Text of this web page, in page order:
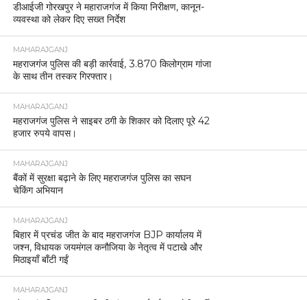
डीआईजी गोरखपुर ने महाराजगंज में किया निरीक्षण, कानून-
व्यवस्था को लेकर दिए सख्त निर्देश
MAHARAJGANJ
महराजगंज पुलिस की बड़ी कार्रवाई, 3.870 किलोग्राम गांजा
के साथ तीन तस्कर गिरफ्तार।
MAHARAJGANJ
महराजगंज पुलिस ने साइबर ठगी के शिकार को दिलाए पूरे 42
हजार रुपये वापस।
MAHARAJGANJ
बैंकों में सुरक्षा बढ़ाने के लिए महराजगंज पुलिस का सघन
चेकिंग अभियान
MAHARAJGANJ
बिहार में प्रचंड जीत के बाद महराजगंज BJP कार्यालय में
जश्न, विधायक जयमंगल कनौजिया के नेतृत्व में पटाखे और
मिठाइयाँ बाँटी गईं
MAHARAJGANJ